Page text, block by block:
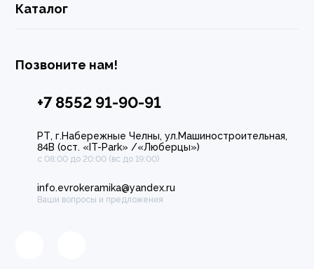
Каталог
Позвоните нам!
+7 8552 91-90-91
РТ, г.Набережные Челны, ул.Машиностроительная,
84В (ост. «IT-Park» /«Люберцы»)
с 08:00 до 20:00 (вс до 19:00)
info.evrokeramika@yandex.ru
Ваши вопросы и предложения